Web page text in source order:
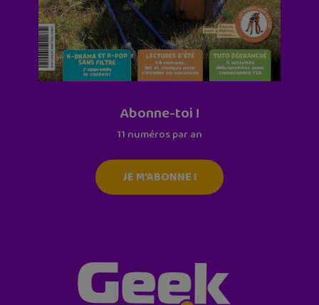
Abonne-toi !
11 numéros par an
JE M'ABONNE !